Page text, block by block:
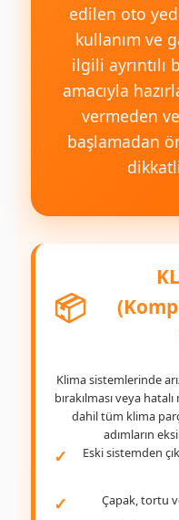
edilen oto
kullanım ve
ilgili
amacıyla
vermeden
başlamadan
📦
Klima sistemlerinde
bırakılması veya
dahil tüm klima
adımların
Eski sistemden
Çapak, tortu